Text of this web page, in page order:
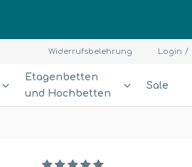
Widerrufsbelehrung Login
Etagenbetten
und Hochbetten
Sale